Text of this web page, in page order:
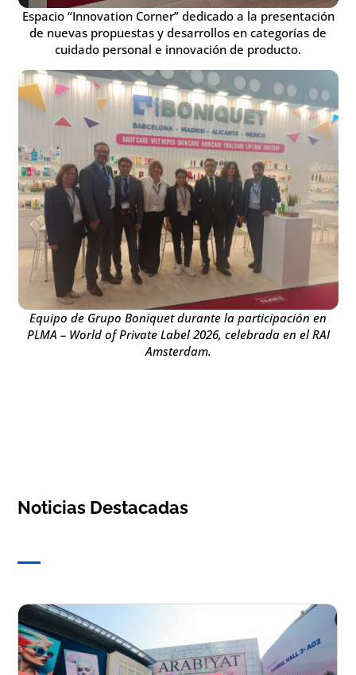
Espacio “Innovation Corner” dedicado a la presentación
de nuevas propuestas y desarrollos en categorías de
cuidado personal e innovación de producto.
Equipo de Grupo Boniquet durante la participación en
PLMA – World of Private Label 2026, celebrada en el RAI
Amsterdam.
Noticias Destacadas